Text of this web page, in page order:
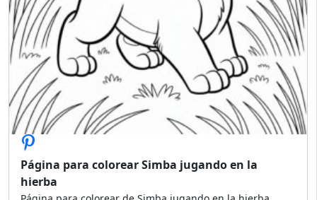
Página para colorear Simba jugando en la
hierba